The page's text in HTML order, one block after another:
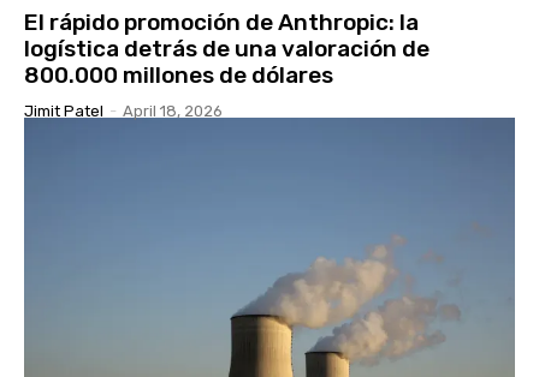
El rápido promoción de Anthropic: la
logística detrás de una valoración de
800.000 millones de dólares
Jimit Patel - April 18, 2026